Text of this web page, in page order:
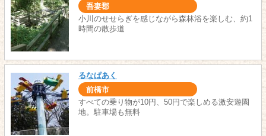
吾妻郡
小川のせせらぎを感じながら森林浴を楽しむ、約1
時間の散歩道
るなぱあく
前橋市
すべての乗り物が10円、50円で楽しめる激安遊園
地。駐車場も無料